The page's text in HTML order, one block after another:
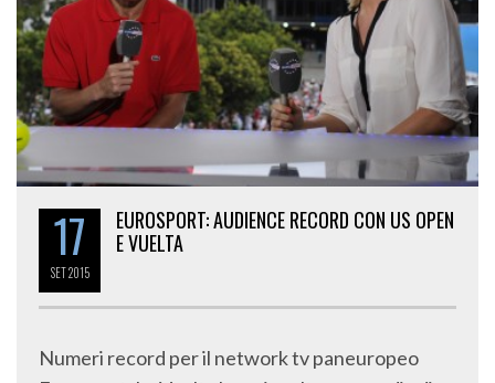
17
SET2015
EUROSPORT: AUDIENCE RECORD CON US OPEN
E VUELTA
Numeri record per il network tv paneuropeo